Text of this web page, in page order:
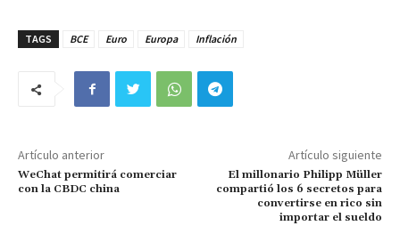
TAGS BCE Euro Europa Inflación
Artículo anterior
WeChat permitirá comerciar
con la CBDC china
Artículo siguiente
El millonario Philipp Müller
compartió los 6 secretos para
convertirse en rico sin
importar el sueldo